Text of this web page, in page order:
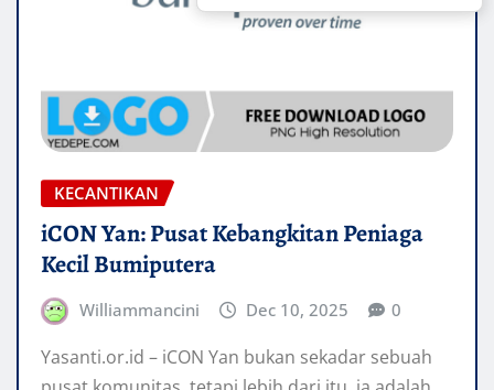
KECANTIKAN
iCON Yan: Pusat Kebangkitan Peniaga
Kecil Bumiputera
Williammancini Dec 10, 2025 0
Yasanti.or.id – iCON Yan bukan sekadar sebuah